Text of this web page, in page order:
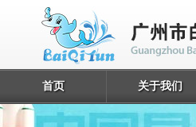
首页 关于我们